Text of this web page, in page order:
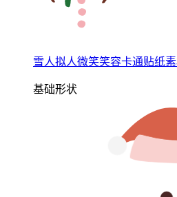
雪人拟人微笑笑容卡通贴纸
基础形状